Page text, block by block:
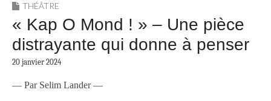
THÉÂTRE
« Kap O Mond ! » – Une pièce
distrayante qui donne à penser
20 janvier 2024
— Par Selim Lander —